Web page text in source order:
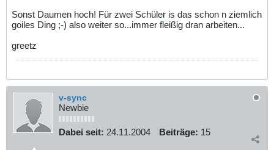
Sonst Daumen hoch! Für zwei Schüler is das schon n ziemlich
goiles Ding ;-) also weiter so...immer fleißig dran arbeiten...
greetz
v-sync
Newbie
Dabei seit: 24.11.2004 Beiträge: 15